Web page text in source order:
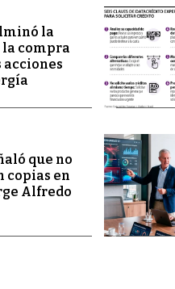
la
la compra
acciones
que no
copias en
Alfredo